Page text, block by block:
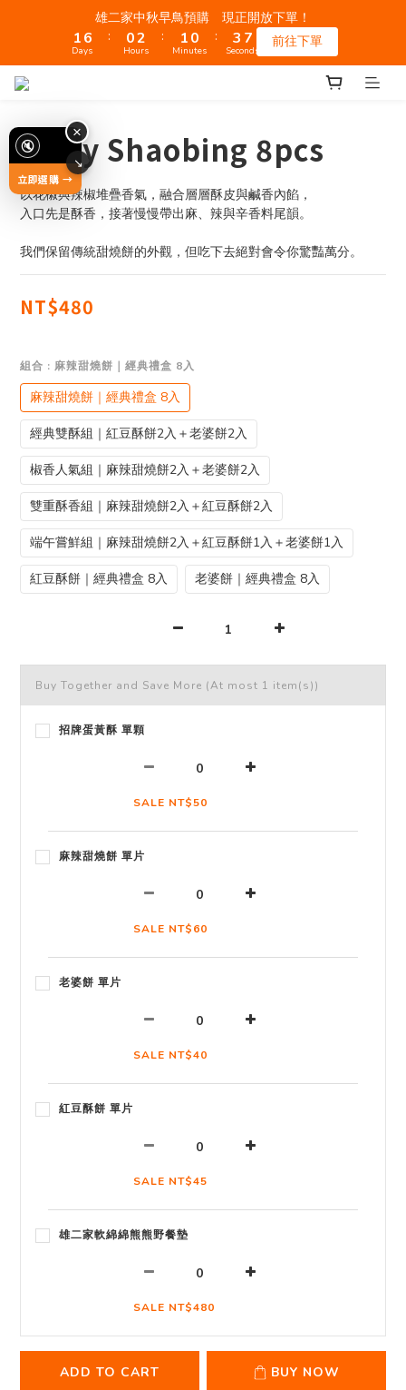
雄二家中秋早鳥預購 現正開放下單！
1
0
6
5
1
0
Days
:
1
0
3
2
1
Hours
:
2
1
0
1
0
Minutes
:
4
3
2
8
7
6
1
Seconds
前往下單
Spicy Shaobing 8pcs
以花椒與辣椒堆疊香氣，融合層層酥皮與鹹香內餡，
入口先是酥香，接著慢慢帶出麻、辣與辛香料尾韻。
我們保留傳統甜燒餅的外觀，但吃下去絕對會令你驚豔萬分。
NT$480
組合 : 麻辣甜燒餅｜經典禮盒 8入
麻辣甜燒餅｜經典禮盒 8入
經典雙酥組｜紅豆酥餅2入＋老婆餅2入
椒香人氣組｜麻辣甜燒餅2入＋老婆餅2入
雙重酥香組｜麻辣甜燒餅2入＋紅豆酥餅2入
端午嘗鮮組｜麻辣甜燒餅2入＋紅豆酥餅1入＋老婆餅1入
紅豆酥餅｜經典禮盒 8入 老婆餅｜經典禮盒 8入
Buy Together and Save More (At most 1 item(s))
招牌蛋黃酥 單顆
SALE NT$50
麻辣甜燒餅 單片
SALE NT$60
老婆餅 單片
SALE NT$40
紅豆酥餅 單片
SALE NT$45
雄二家軟綿綿熊熊野餐墊
SALE NT$480
ADD TO CART BUY NOW